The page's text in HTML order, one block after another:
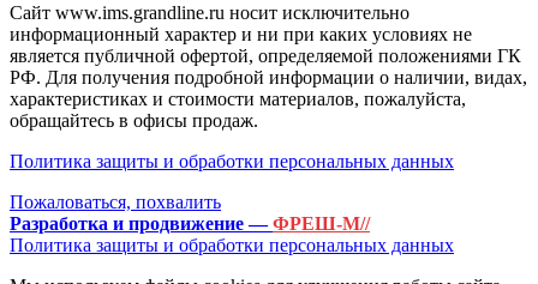
Сайт www.ims.grandline.ru носит исключительно
информационный характер и ни при каких условиях не
является публичной офертой, определяемой положениями ГК
РФ. Для получения подробной информации о наличии, видах,
характеристиках и стоимости материалов, пожалуйста,
обращайтесь в офисы продаж.
Политика защиты и обработки персональных данных
Пожаловаться, похвалить
Разработка и продвижение —ФРЕШ-М//
Политика защиты и обработки персональных данных